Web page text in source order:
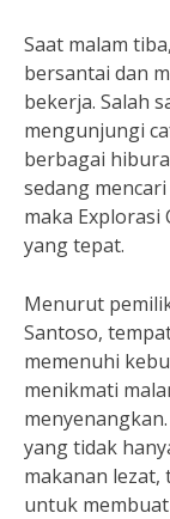
Saat malam
bersantai dan
bekerja. Salah
mengunjungi
berbagai
sedang
maka Explorasi
yang tepat.
Menurut
Santoso,
memenuhi
menikmati
yang tidak
makanan
untuk